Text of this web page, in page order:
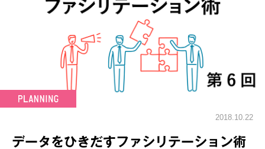
2018.10.22
データをひきだすファシリテーション術